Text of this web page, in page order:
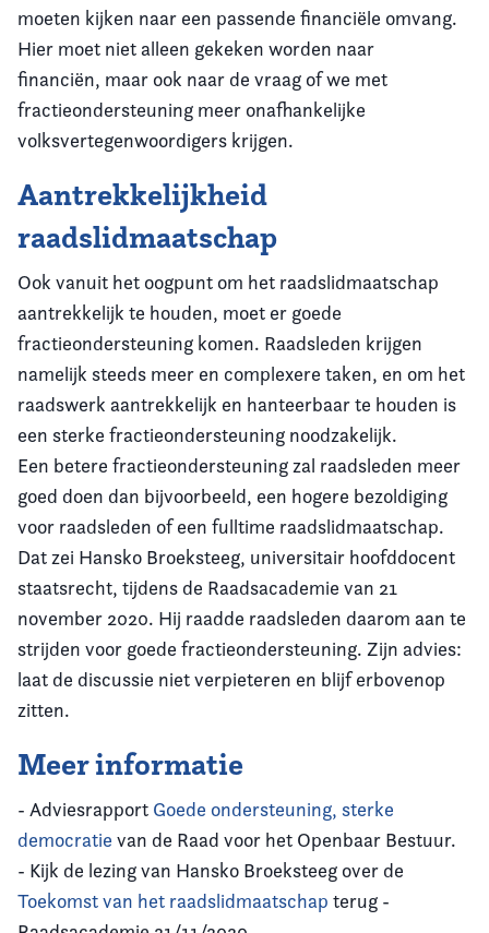
moeten kijken naar een passende financiële omvang.
Hier moet niet alleen gekeken worden naar
financiën, maar ook naar de vraag of we met
fractieondersteuning meer onafhankelijke
volksvertegenwoordigers krijgen.
Aantrekkelijkheid
raadslidmaatschap
Ook vanuit het oogpunt om het raadslidmaatschap
aantrekkelijk te houden, moet er goede
fractieondersteuning komen. Raadsleden krijgen
namelijk steeds meer en complexere taken, en om het
raadswerk aantrekkelijk en hanteerbaar te houden is
een sterke fractieondersteuning noodzakelijk.
Een betere fractieondersteuning zal raadsleden meer
goed doen dan bijvoorbeeld, een hogere bezoldiging
voor raadsleden of een fulltime raadslidmaatschap.
Dat zei Hansko Broeksteeg, universitair hoofddocent
staatsrecht, tijdens de Raadsacademie van 21
november 2020. Hij raadde raadsleden daarom aan te
strijden voor goede fractieondersteuning. Zijn advies:
laat de discussie niet verpieteren en blijf erbovenop
zitten.
Meer informatie
- Adviesrapport Goede ondersteuning, sterke
democratie van de Raad voor het Openbaar Bestuur.
- Kijk de lezing van Hansko Broeksteeg over de
Toekomst van het raadslidmaatschap terug -